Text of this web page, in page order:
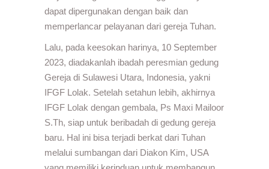
dapat dipergunakan dengan baik dan
memperlancar pelayanan dari gereja Tuhan.
Lalu, pada keesokan harinya, 10 September
2023, diadakanlah ibadah peresmian gedung
Gereja di Sulawesi Utara, Indonesia, yakni
IFGF Lolak. Setelah setahun lebih, akhirnya
IFGF Lolak dengan gembala, Ps Maxi Mailoor
S.Th, siap untuk beribadah di gedung gereja
baru. Hal ini bisa terjadi berkat dari Tuhan
melalui sumbangan dari Diakon Kim, USA